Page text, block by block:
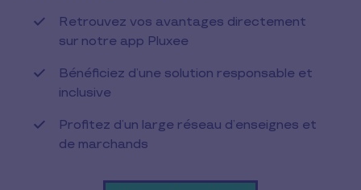
Retrouvez vos avantages directement
sur notre app Pluxee
Bénéficiez d’une solution responsable et
inclusive
Profitez d’un large réseau d’enseignes et
de marchands